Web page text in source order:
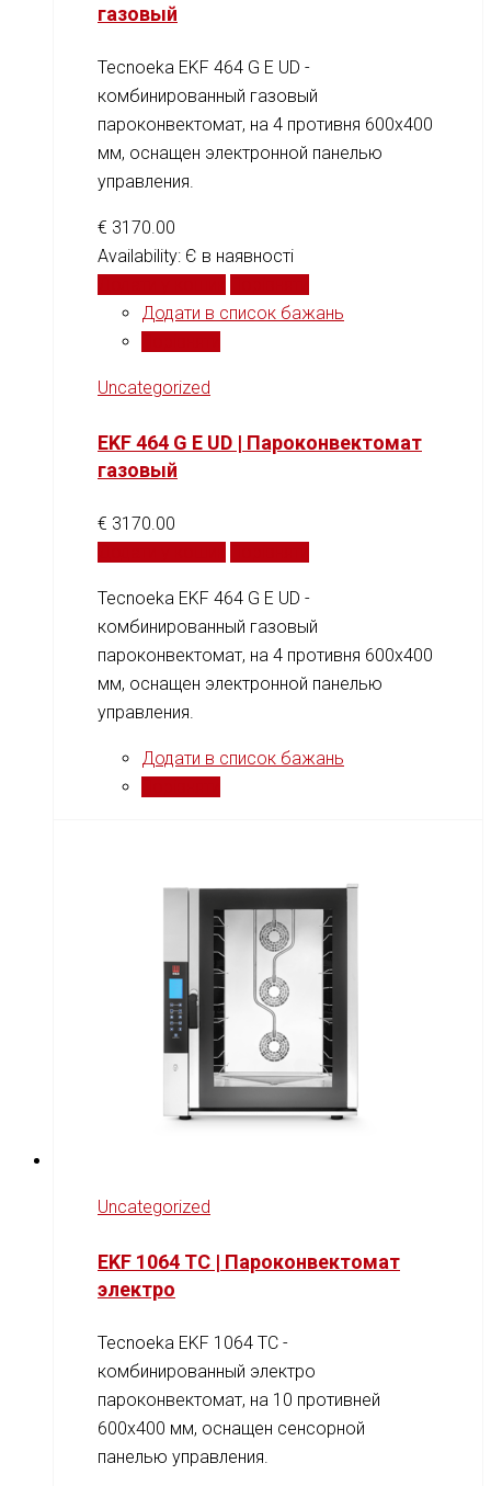
газовый
Tecnoeka EKF 464 G E UD -
комбинированный газовый
пароконвектомат, на 4 противня 600x400
мм, оснащен электронной панелью
управления.
€ 3170.00
Availability: Є в наявності
Додати в список бажань
Uncategorized
EKF 464 G E UD | Пароконвектомат
газовый
€ 3170.00
Tecnoeka EKF 464 G E UD -
комбинированный газовый
пароконвектомат, на 4 противня 600x400
мм, оснащен электронной панелью
управления.
Додати в список бажань
Uncategorized
EKF 1064 TC | Пароконвектомат
электро
Tecnoeka EKF 1064 TC -
комбинированный электро
пароконвектомат, на 10 противней
600x400 мм, оснащен сенсорной
панелью управления.